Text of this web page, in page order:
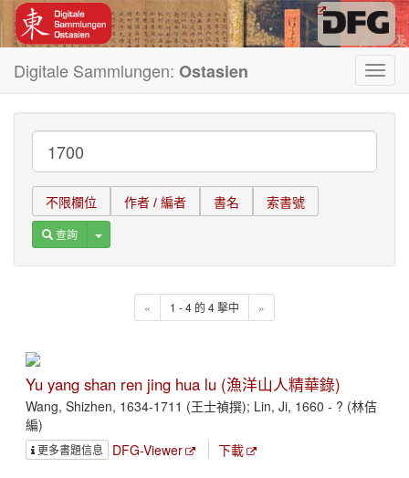
Digitale Sammlungen: Ostasien
不限欄位 作者 / 編者 書名 索書號
查詢 Toggle Dropdown
« 1 - 4 的 4 擊中 »
Yu yang shan ren jing hua lu (漁洋山人精華錄)
Wang, Shizhen, 1634-1711 (王士禎撰); Lin, Ji, 1660 - ? (林佶
編)
更多書題信息 DFG-Viewer 下載